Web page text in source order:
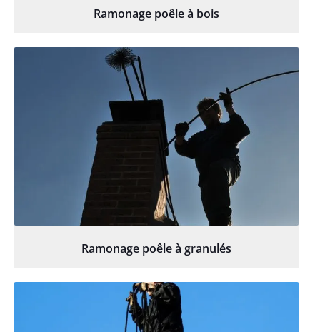
Ramonage poêle à bois
Ramonage poêle à granulés